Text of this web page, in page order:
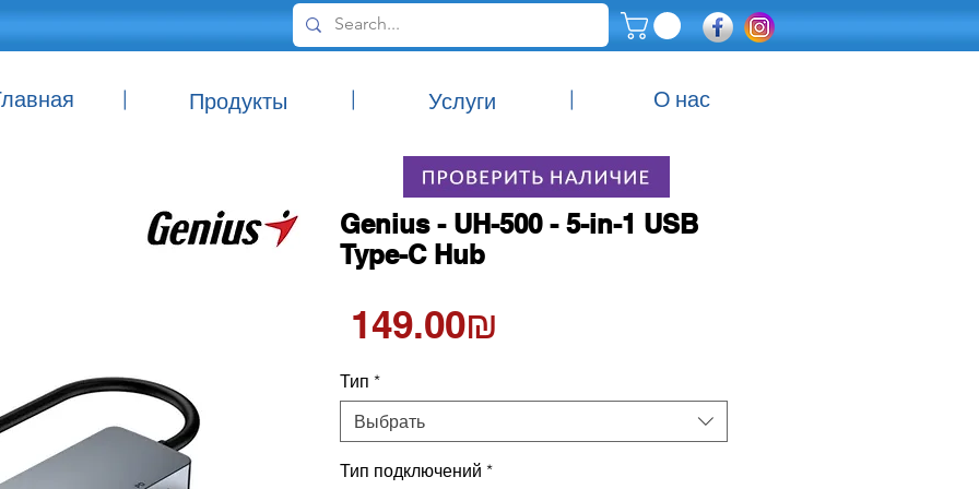
|
|
| О нас
Услуги
Продукты
Genius - UH-500 - 5-in-1 USB
Type-C Hub
‏149.00 ‏₪
Тип *
Выбрать
Тип подключений *